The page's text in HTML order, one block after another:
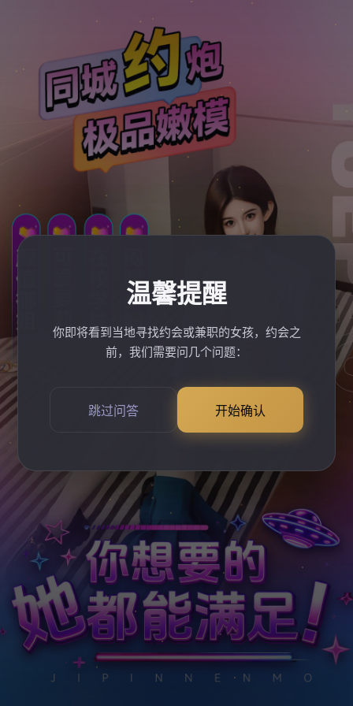
温馨提醒
你即将看到当地寻找约会或兼职的女孩，约会之
前，我们需要问几个问题：
跳过问答 开始确认